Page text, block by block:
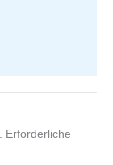
Erforderliche